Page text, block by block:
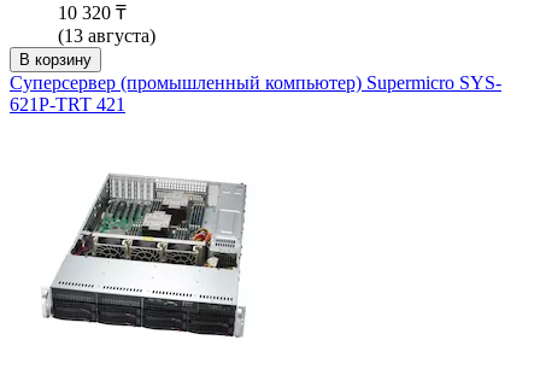
10 320 ₸
(13 августа)
В корзину
Суперсервер (промышленный компьютер) Supermicro SYS-
621P-TRT 421